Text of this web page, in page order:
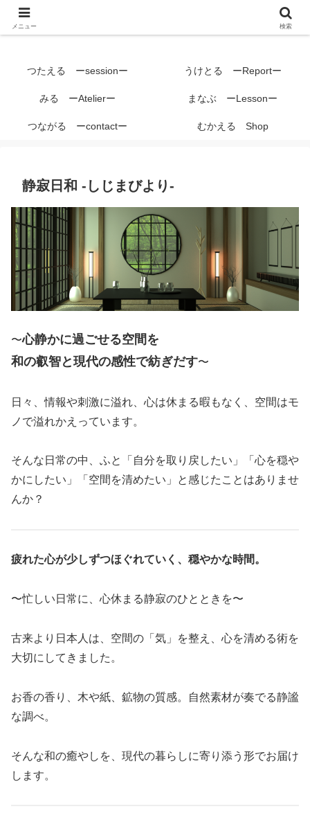
つたえる ーsessionー うけとる ーReportー
みる ーAtelierー まなぶ ーLessonー
つながる ーcontactー むかえる Shop
静寂日和 -しじまびより-
〜心静かに過ごせる空間を
和の叡智と現代の感性で紡ぎだす〜
日々、情報や刺激に溢れ、心は休まる暇もなく、空間はモ
ノで溢れかえっています。
そんな日常の中、ふと「自分を取り戻したい」「心を穏や
かにしたい」「空間を清めたい」と感じたことはありませ
んか？
疲れた心が少しずつほぐれていく、穏やかな時間。
〜忙しい日常に、心休まる静寂のひとときを〜
古来より日本人は、空間の「気」を整え、心を清める術を
大切にしてきました。
お香の香り、木や紙、鉱物の質感。自然素材が奏でる静謐
な調べ。
そんな和の癒やしを、現代の暮らしに寄り添う形でお届け
します。
メニュー 検索